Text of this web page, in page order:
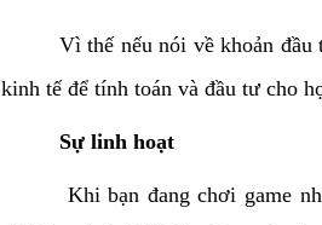
Vì thế nếu nói về khoản
kinh tế để tính toán và đầu tư cho
Sự linh hoạt
Khi bạn đang chơi game